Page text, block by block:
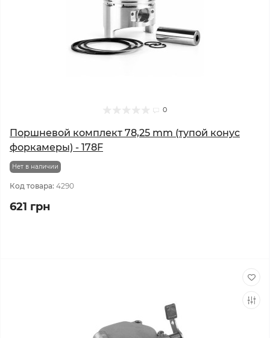
0
Поршневой комплект 78,25 mm (тупой конус
форкамеры) - 178F
Нет в наличии
Код товара: 4290
621 грн